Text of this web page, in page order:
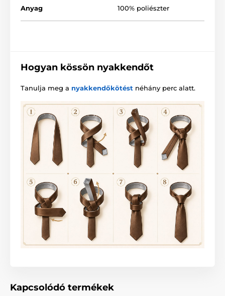
Anyag 100% poliészter
Hogyan kössön nyakkendőt
Tanulja meg a nyakkendőkötést néhány perc alatt.
Kapcsolódó termékek